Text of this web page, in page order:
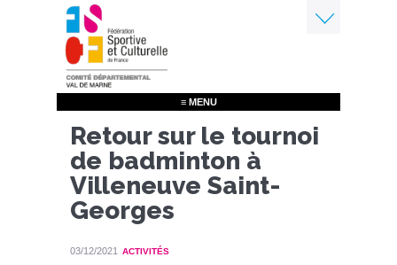
Aller
au
contenu
principal
≡ MENU
Retour sur le tournoi
de badminton à
Villeneuve Saint-
Georges
03/12/2021 ACTIVITÉS